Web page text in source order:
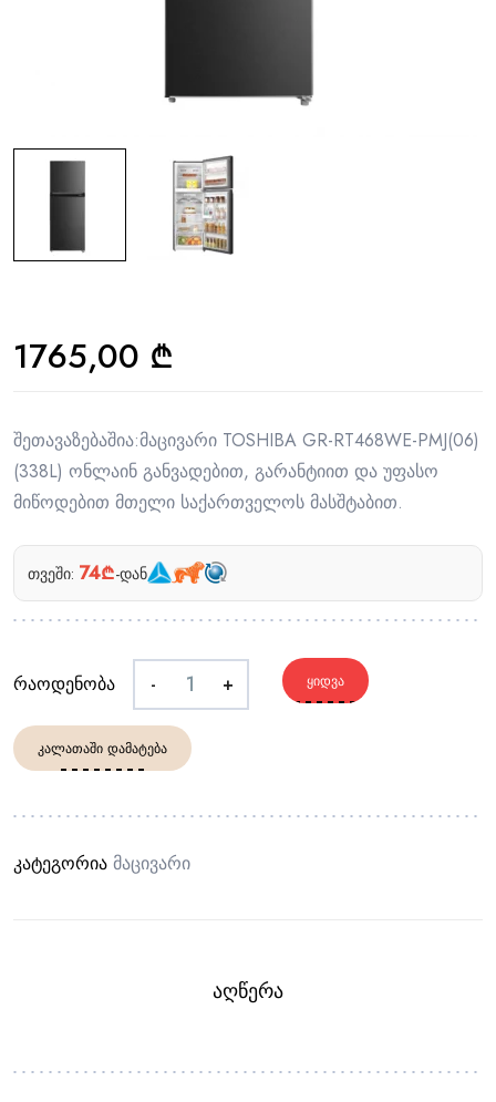
1765,00 ₾
შეთავაზებაშია:მაცივარი TOSHIBA GR-RT468WE-PMJ(06)
(338L) ონლაინ განვადებით, გარანტიით და უფასო
მიწოდებით მთელი საქართველოს მასშტაბით.
თვეში: 74₾-დან
რაოდენობა - + ᲧᲘᲓᲕᲐ
ᲙᲐᲚᲐᲗᲐᲨᲘ ᲓᲐᲛᲐᲢᲔᲑᲐ
კატეგორია Მაცივარი
ᲐᲦᲬᲔᲠᲐ